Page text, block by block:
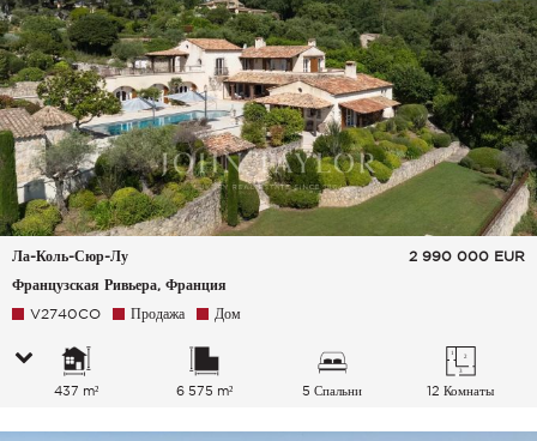
Ла-Коль-Сюр-Лу
Французская Ривьера, Франция
2 990 000 EUR
V2740CO Продажа Дом
437 m² 6 575 m² 5 Спальни 12 Комнаты